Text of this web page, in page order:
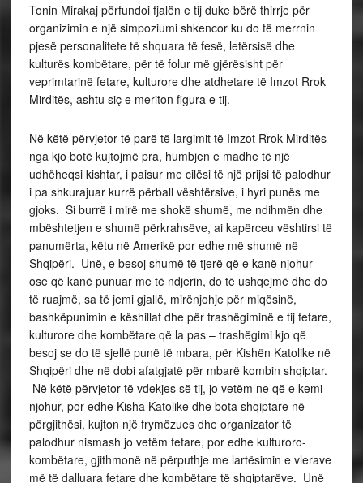
Tonin Mirakaj përfundoi fjalën e tij duke bërë thirrje për
organizimin e një simpoziumi shkencor ku do të merrnin
pjesë personalitete të shquara të fesë, letërsisë dhe
kulturës kombëtare, për të folur më gjërësisht për
veprimtarinë fetare, kulturore dhe atdhetare të Imzot Rrok
Mirditës, ashtu siç e meriton figura e tij.
Në këtë përvjetor të parë të largimit të Imzot Rrok Mirditës
nga kjo botë kujtojmë pra, humbjen e madhe të një
udhëheqsi kishtar, i paisur me cilësi të një prijsi të palodhur
i pa shkurajuar kurrë përball vështërsive, i hyri punës me
gjoks. Si burrë i mirë me shokë shumë, me ndihmën dhe
mbështetjen e shumë përkrahsëve, ai kapërceu vështirsi të
panumërta, këtu në Amerikë por edhe më shumë në
Shqipëri. Unë, e besoj shumë të tjerë që e kanë njohur
ose që kanë punuar me të ndjerin, do të ushqejmë dhe do
të ruajmë, sa të jemi gjallë, mirënjohje për miqësinë,
bashkëpunimin e këshillat dhe për trashëgiminë e tij fetare,
kulturore dhe kombëtare që la pas – trashëgimi kjo që
besoj se do të sjellë punë të mbara, për Kishën Katolike në
Shqipëri dhe në dobi afatgjatë për mbarë kombin shqiptar.
Në këtë përvjetor të vdekjes së tij, jo vetëm ne që e kemi
njohur, por edhe Kisha Katolike dhe bota shqiptare në
përgjithësi, kujton një frymëzues dhe organizator të
palodhur nismash jo vetëm fetare, por edhe kulturoro-
kombëtare, gjithmonë në përputhje me lartësimin e vlerave
më të dalluara fetare dhe kombëtare të shqiptarëve. Unë